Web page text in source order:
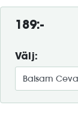
189:-
Välj: